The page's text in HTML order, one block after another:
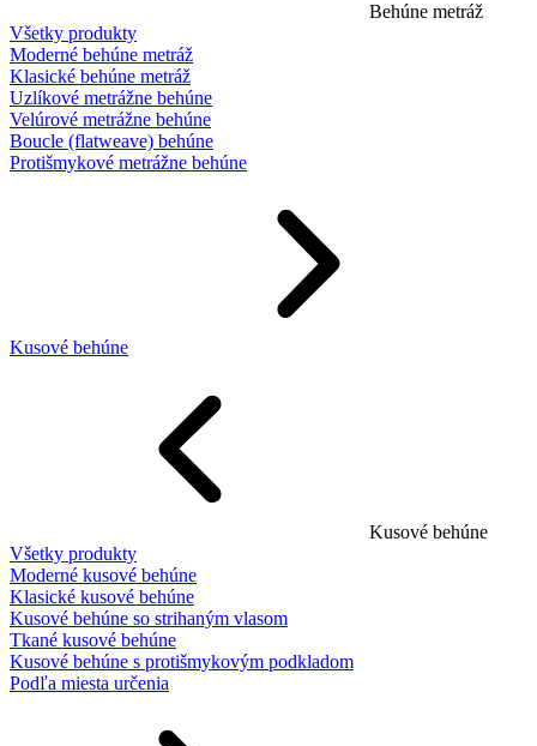
Behúne metráž
Všetky produkty
Moderné behúne metráž
Klasické behúne metráž
Uzlíkové metrážne behúne
Velúrové metrážne behúne
Boucle (flatweave) behúne
Protišmykové metrážne behúne
Kusové behúne
Kusové behúne
Všetky produkty
Moderné kusové behúne
Klasické kusové behúne
Kusové behúne so strihaným vlasom
Tkané kusové behúne
Kusové behúne s protišmykovým podkladom
Podľa miesta určenia